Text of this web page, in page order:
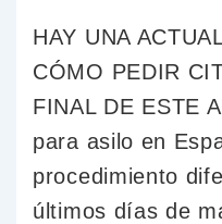
HAY UNA
CÓMO PEDIR
FINAL DE ESTE
para asilo en
procedimiento
últimos días de